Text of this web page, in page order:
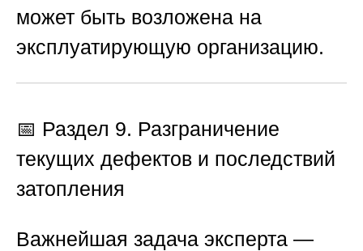
может быть возложена на
эксплуатирующую организацию.
📅 Раздел 9. Разграничение
текущих дефектов и последствий
затопления
Важнейшая задача эксперта —